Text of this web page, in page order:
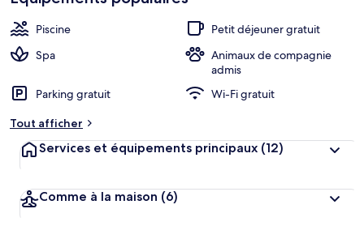
Piscine
Petit déjeuner gratuit
Spa
Animaux de compagnie
admis
Parking gratuit
Wi-Fi gratuit
Tout afficher
Services et équipements principaux (12)
Comme à la maison (6)